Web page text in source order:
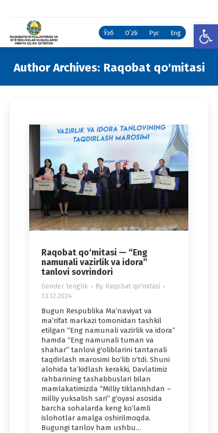
Ўзб Oʻzb Рус Eng
Author Archives: Raqobat qo'mitasi
Raqobat qo‘mitasi — “Eng
namunali vazirlik va idora”
tanlovi sovrindori
Gender tenglik By Raqobat qo'mitasi
13.12.2024
Bugun Respublika Ma’naviyat va
ma’rifat markazi tomonidan tashkil
etilgan “Eng namunali vazirlik va idora”
hamda “Eng namunali tuman va
shahar” tanlovi g‘oliblarini tantanali
taqdirlash marosimi bo‘lib o‘tdi. Shuni
alohida ta’kidlash kerakki, Davlatimiz
rahbarining tashabbuslari bilan
mamlakatimizda “Milliy tiklanishdan –
milliy yuksalish sari” g‘oyasi asosida
barcha sohalarda keng ko‘lamli
islohotlar amalga oshirilmoqda.
Bugungi tanlov ham ushbu…